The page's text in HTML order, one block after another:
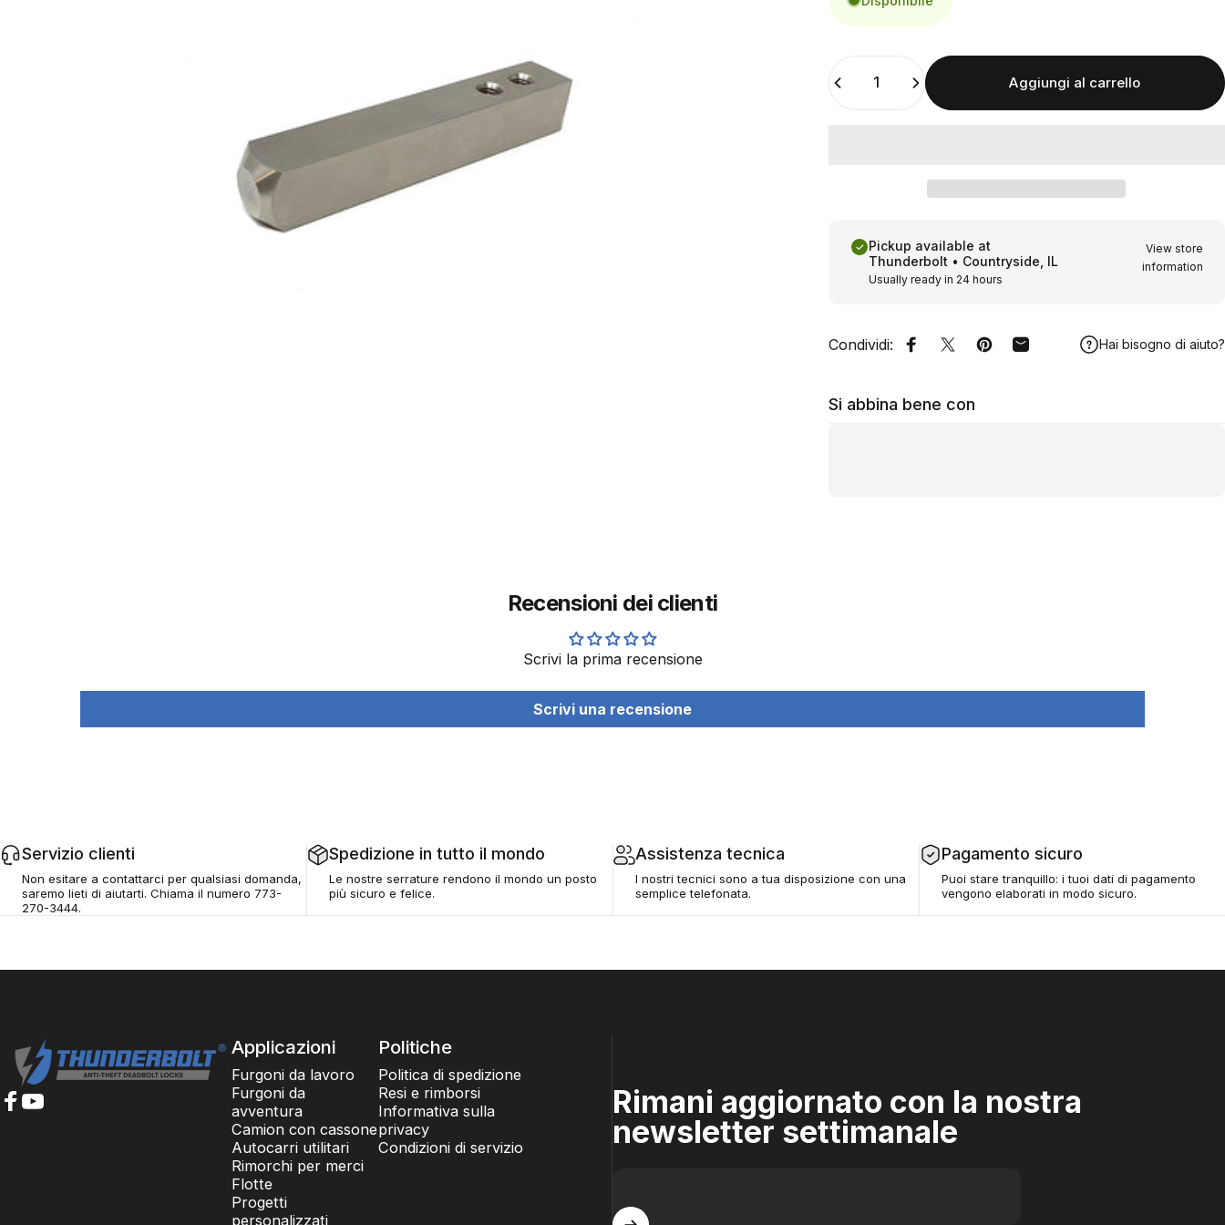
Aggiungi al carrello
Pickup available at
Thunderbolt • Countryside, IL
Usually ready in 24 hours
View store
information
Condividi: Condividi su Facebook
Tweet su Twitter
Aggiungi su Pinterest
Condividi via e-mailHai bisogno di aiuto?
Si abbina bene con
Recensioni dei clienti
Scrivi la prima recensione
Scrivi una recensione
Servizio clienti
Non esitare a contattarci per qualsiasi domanda,
saremo lieti di aiutarti. Chiama il numero 773-
270-3444.
Spedizione in tutto il mondo
Le nostre serrature rendono il mondo un posto
più sicuro e felice.
Assistenza tecnica
I nostri tecnici sono a tua disposizione con una
semplice telefonata.
Pagamento sicuro
Puoi stare tranquillo: i tuoi dati di pagamento
vengono elaborati in modo sicuro.
Serrature Thunderbolt Applicazioni
Furgoni da lavoro
Furgoni da
avventura
Camion con cassone
Autocarri utilitari
Rimorchi per merci
Flotte
Progetti
personalizzati
Politiche
Politica di spedizione
Resi e rimborsi
Informativa sulla
privacy
Condizioni di servizio
Rimani aggiornato con la nostra
newsletter settimanale